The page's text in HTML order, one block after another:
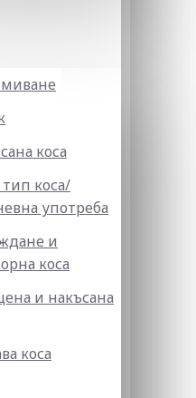
коса
коса/
употреба
и
коса
и накъсана
коса